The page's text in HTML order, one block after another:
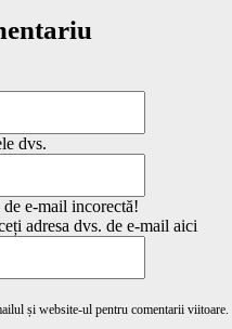
dvs.
e-mail incorectă!
adresa dvs. de e-mail aici
și website-ul pentru comentarii viitoare.